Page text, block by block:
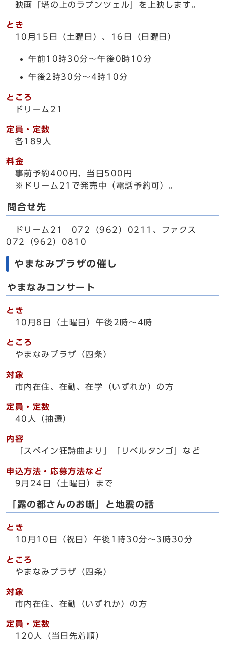
映画「塔の上のラプンツェル」を上映します。
とき
10月15日（土曜日）、16日（日曜日）
午前10時30分～午後0時10分
午後2時30分～4時10分
ところ
ドリーム21
定員・定数
各189人
料金
事前予約400円、当日500円
※ドリーム21で発売中（電話予約可）。
問合せ先
ドリーム21 072（962）0211、ファクス
072（962）0810
やまなみプラザの催し
やまなみコンサート
とき
10月8日（土曜日）午後2時～4時
ところ
やまなみプラザ（四条）
対象
市内在住、在勤、在学（いずれか）の方
定員・定数
40人（抽選）
内容
「スペイン狂詩曲より」「リベルタンゴ」など
申込方法・応募方法など
9月24日（土曜日）まで
「露の都さんのお噺」と地震の話
とき
10月10日（祝日）午後1時30分～3時30分
ところ
やまなみプラザ（四条）
対象
市内在住、在勤（いずれか）の方
定員・定数
120人（当日先着順）